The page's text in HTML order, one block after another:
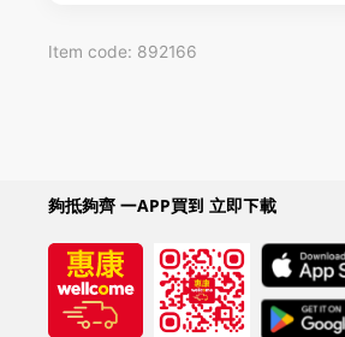
Item code: 892166
夠抵夠齊 一APP買到 立即下載